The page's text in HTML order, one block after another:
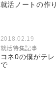
就活ノートの作
2018.02.19
就活特集記事
コネ0の僕がテ
で